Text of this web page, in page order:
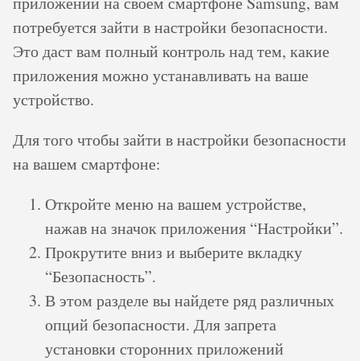
потребуется зайти в настройки безопасности.
Это даст вам полный контроль над тем, какие
приложения можно устанавливать на ваше
устройство.
Для того чтобы зайти в настройки безопасности
на вашем смартфоне:
Откройте меню на вашем устройстве,
нажав на значок приложения “Настройки”.
Прокрутите вниз и выберите вкладку
“Безопасность”.
В этом разделе вы найдете ряд различных
опций безопасности. Для запрета
установки сторонних приложений